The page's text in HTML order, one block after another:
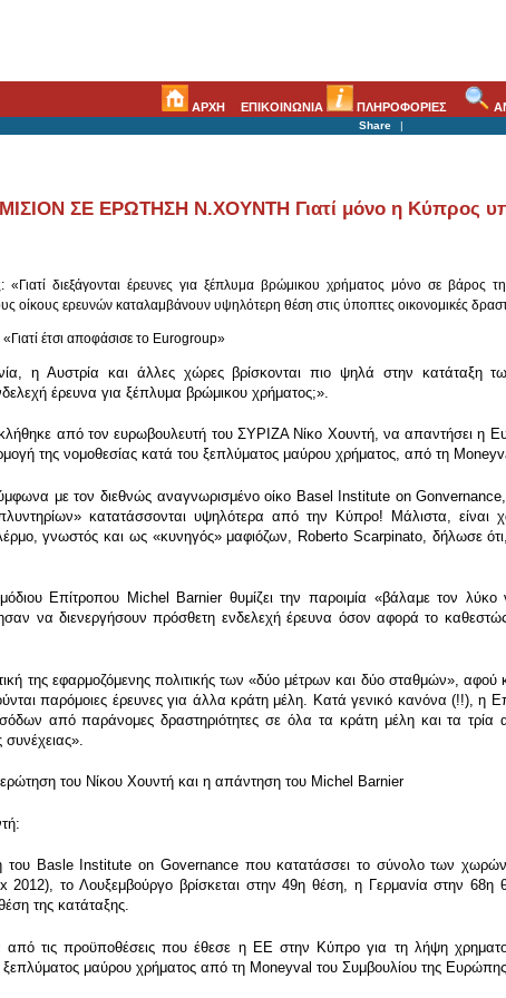
ΑΡΧΗ ΕΠΙΚΟΙΝΩΝΙΑ ΠΛΗΡΟΦΟΡΙΕΣ
Share |
ΣΕ ΕΡΩΤΗΣΗ Ν.ΧΟΥΝΤΗ Γιατί μόνο η Κύπρος
«Γιατί διεξάγονται έρευνες για ξέπλυμα βρώμικου χρήματος μόνο σε
οίκους ερευνών καταλαμβάνουν υψηλότερη θέση στις ύποπτες οικονομικές
έτσι αποφάσισε το Eurogroup»
η Αυστρία και άλλες χώρες βρίσκονται πιο ψηλά στην κατάταξη
έρευνα για ξέπλυμα βρώμικου χρήματος;».
από τον ευρωβουλευτή του ΣΥΡΙΖΑ Νίκο Χουντή, να απαντήσει η
της νομοθεσίας κατά του ξεπλύματος μαύρου χρήματος, από τη
με τον διεθνώς αναγνωρισμένο οίκο Basel Institute on
κατατάσσονται υψηλότερα από την Κύπρο! Mάλιστα, είναι
γνωστός και ως «κυνηγός» μαφιόζων, Roberto Scarpinato, δήλωσε
Επίτροπου Michel Barnier θυμίζει την παροιμία «βάλαμε τον
να διενεργήσουν πρόσθετη ενδελεχή έρευνα όσον αφορά το
της εφαρμοζόμενης πολιτικής των «δύο μέτρων και δύο σταθμών»,
παρόμοιες έρευνες για άλλα κράτη μέλη. Κατά γενικό κανόνα (!!),
από παράνομες δραστηριότητες σε όλα τα κράτη μέλη και τα τρία
του Νίκου Χουντή και η απάντηση του Michel Barnier
του Basle Institute on Governance που κατατάσσει το σύνολο των
2012), το Λουξεμβούργο βρίσκεται στην 49η θέση, η Γερμανία στην
της κατάταξης.
από τις προϋποθέσεις που έθεσε η ΕΕ στην Κύπρο για τη λήψη
ξεπλύματος μαύρου χρήματος από τη Moneyval του Συμβουλίου της